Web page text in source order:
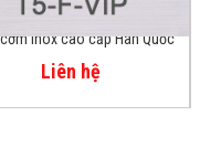
cơm inox 4 ngăn Việt Nam
Liên hệ